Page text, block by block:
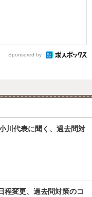
Sponsored by
川代表に聞く、過去問対
程変更、過去問対策のコ